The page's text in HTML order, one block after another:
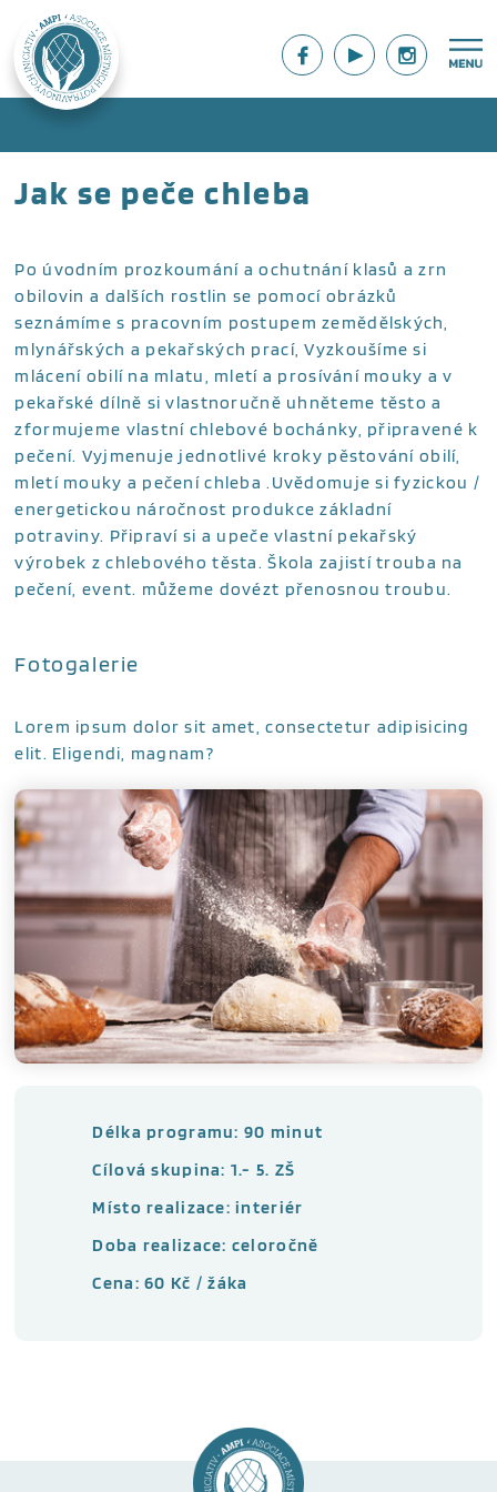
Jak se peče chleba
Po úvodním prozkoumání a ochutnání klasů a zrn
obilovin a dalších rostlin se pomocí obrázků
seznámíme s pracovním postupem zemědělských,
mlynářských a pekařských prací, Vyzkoušíme si
mlácení obilí na mlatu, mletí a prosívání mouky a v
pekařské dílně si vlastnoručně uhněteme těsto a
zformujeme vlastní chlebové bochánky, připravené k
pečení. Vyjmenuje jednotlivé kroky pěstování obilí,
mletí mouky a pečení chleba .Uvědomuje si fyzickou /
energetickou náročnost produkce základní
potraviny. Připraví si a upeče vlastní pekařský
výrobek z chlebového těsta. Škola zajistí trouba na
pečení, event. můžeme dovézt přenosnou troubu.
Fotogalerie
Lorem ipsum dolor sit amet, consectetur adipisicing
elit. Eligendi, magnam?
Délka programu: 90 minut
Cílová skupina: 1.- 5. ZŠ
Místo realizace: interiér
Doba realizace: celoročně
Cena: 60 Kč / žáka